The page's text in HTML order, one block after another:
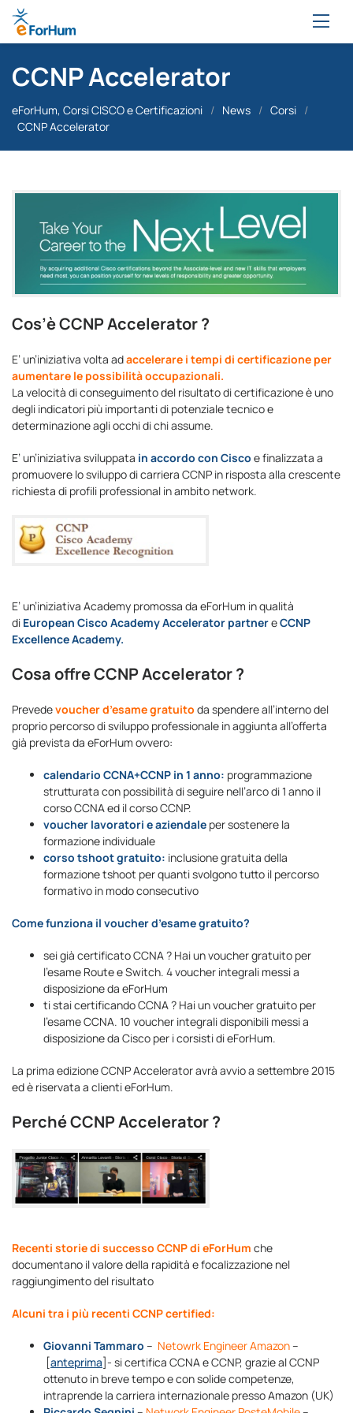
CCNP Accelerator
eForHum, Corsi CISCO e Certificazioni / News / Corsi /
CCNP Accelerator
Cos’è CCNP Accelerator ?
E’ un’iniziativa volta adaccelerare i tempi di certificazione per
aumentare le possibilità occupazionali.
La velocità di conseguimento del risultato di certificazione è uno
degli indicatori più importanti di potenziale tecnico e
determinazione agli occhi di chi assume.
E’ un’iniziativa sviluppata in accordo con Cisco e finalizzata a
promuovere lo sviluppo di carriera CCNP in risposta alla crescente
richiesta di profili professional in ambito network.
E’ un’iniziativa Academy promossa da eForHum in qualità
di European Cisco Academy Accelerator partnereCCNP
Excellence Academy.
Cosa offre CCNP Accelerator ?
Prevedevoucher d’esame gratuito da spendere all’interno del
proprio percorso di sviluppo professionale in aggiunta all’offerta
già prevista da eForHum ovvero:
calendario CCNA+CCNP in 1 anno: programmazione
strutturata con possibilità di seguire nell’arco di 1 anno il
corso CCNA ed il corso CCNP.
voucher lavoratori e aziendale per sostenere la
formazione individuale
corso tshoot gratuito: inclusione gratuita della
formazione tshoot per quanti svolgono tutto il percorso
formativo in modo consecutivo
Come funziona il voucher d’esame gratuito?
sei già certificato CCNA ? Hai un voucher gratuito per
l’esame Route e Switch. 4 voucher integrali messi a
disposizione da eForHum
ti stai certificando CCNA ? Hai un voucher gratuito per
l’esame CCNA. 10 voucher integrali disponibili messi a
disposizione da Cisco per i corsisti di eForHum.
La prima edizione CCNP Accelerator avrà avvio a settembre 2015
ed è riservata a clienti eForHum.
Perché CCNP Accelerator ?
Recenti storie di successo CCNP di eForHum che
documentano il valore della rapidità e focalizzazione nel
raggiungimento del risultato
Alcuni tra i più recenti CCNP certified:
Giovanni Tammaro – Netowrk Engineer Amazon–
[anteprima]- si certifica CCNA e CCNP, grazie al CCNP
ottenuto in breve tempo e con solide competenze,
intraprende la carriera internazionale presso Amazon (UK)